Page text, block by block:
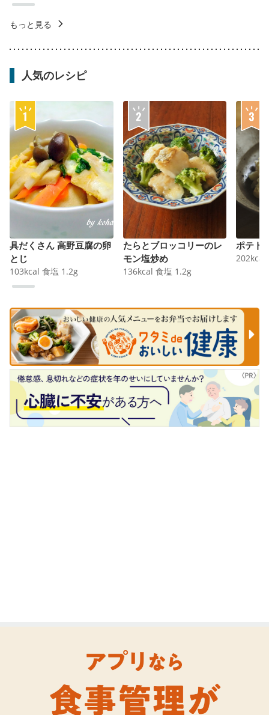
もっと見る
人気のレシピ
具だくさん 高野豆腐の卵
とじ
103kcal 食塩 1.2g
たらとブロッコリーのレ
モン塩炒め
136kcal 食塩 1.2g
ポテト
202kcal